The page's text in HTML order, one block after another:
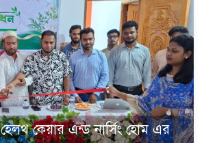
কেয়ার এন্ড নার্সিং হোম এর